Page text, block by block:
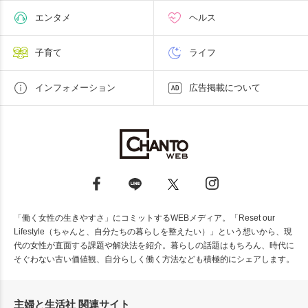
エンタメ ヘルス
子育て ライフ
インフォメーション 広告掲載について
「働く女性の生きやすさ」にコミットするWEBメディア。「Reset our
Lifestyle（ちゃんと、自分たちの暮らしを整えたい）」という想いから、現
代の女性が直面する課題や解決法を紹介。暮らしの話題はもちろん、時代に
そぐわない古い価値観、自分らしく働く方法なども積極的にシェアします。
主婦と生活社 関連サイト